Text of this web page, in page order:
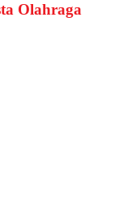
Olahraga